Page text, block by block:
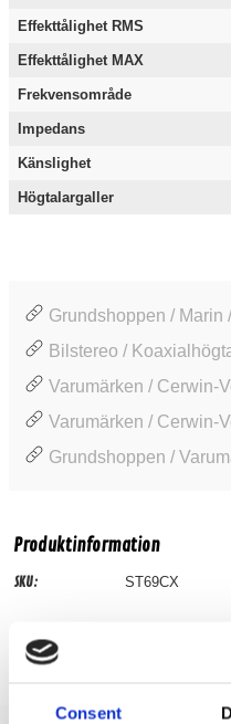
Consent
Effekttålighet RMS
Effekttålighet MAX
Frekvensområde
Impedans
Känslighet
Högtalargaller
Grundshoppen / Marin
Bilstereo /
Varumärken / Cerwin-
Varumärken / Cerwin-
Grundshoppen /
Produktinformation
SKU: ST69CX
Prishistorik